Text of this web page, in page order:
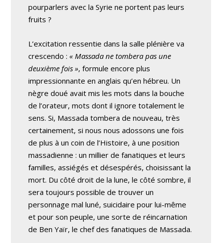
pourparlers avec la Syrie ne portent pas leurs
fruits ?
L’excitation ressentie dans la salle plénière va
crescendo :« Massada ne tombera pas une
deuxième fois », formule encore plus
impressionnante en anglais qu’en hébreu. Un
nègre doué avait mis les mots dans la bouche
de l’orateur, mots dont il ignore totalement le
sens. Si, Massada tombera de nouveau, très
certainement, si nous nous adossons une fois
de plus à un coin de l’Histoire, à une position
massadienne : un millier de fanatiques et leurs
familles, assiégés et désespérés, choisissant la
mort. Du côté droit de la lune, le côté sombre, il
sera toujours possible de trouver un
personnage mal luné, suicidaire pour lui-même
et pour son peuple, une sorte de réincarnation
de Ben Yaïr, le chef des fanatiques de Massada.